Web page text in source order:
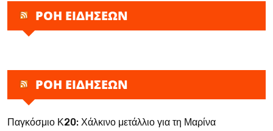
ΡΟΗ ΕΙΔΗΣΕΩΝ
ΡΟΗ ΕΙΔΗΣΕΩΝ
Παγκόσμιο Κ20: Χάλκινο μετάλλιο για τη Μαρίνα